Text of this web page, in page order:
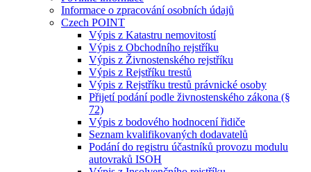
Informace o zpracování osobních údajů
Czech POINT
Výpis z Katastru nemovitostí
Výpis z Obchodního rejstříku
Výpis z Živnostenského rejstříku
Výpis z Rejstříku trestů
Výpis z Rejstříku trestů právnické osoby
Přijetí podání podle živnostenského zákona (§
72)
Výpis z bodového hodnocení řidiče
Seznam kvalifikovaných dodavatelů
Podání do registru účastníků provozu modulu
autovraků ISOH